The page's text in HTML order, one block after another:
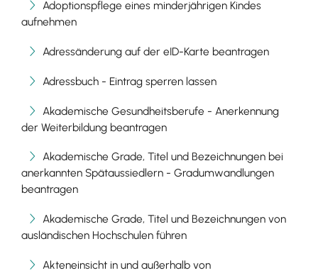
Adoptionspflege eines minderjährigen Kindes
aufnehmen
Adressänderung auf der eID-Karte beantragen
Adressbuch - Eintrag sperren lassen
Akademische Gesundheitsberufe - Anerkennung
der Weiterbildung beantragen
Akademische Grade, Titel und Bezeichnungen bei
anerkannten Spätaussiedlern - Gradumwandlungen
beantragen
Akademische Grade, Titel und Bezeichnungen von
ausländischen Hochschulen führen
Akteneinsicht in und außerhalb von